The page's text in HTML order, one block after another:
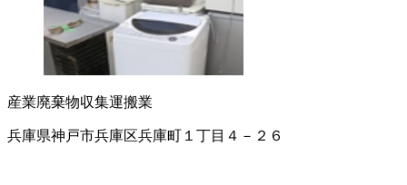
産業廃棄物収集運搬業
兵庫県神戸市兵庫区兵庫町１丁目４－２６